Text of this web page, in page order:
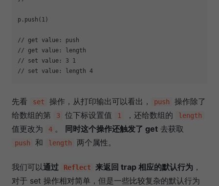
p.push( 1)
// get value: push
// get value: length
// set value: 3 1
// set value: length 4
先看 set 操作，从打印输出可以看出， push
操作除了
给数组的第
3 位下标设置值 1 ，还给数组的 length
值更改为 4 。 同时这个操作还触发了 get 去获取
push 和 length 两个属性。
我们可以通过 Reflect 来返回 trap 相应的默认行为 ，
对于 set 操作相对简单，但是一些比较复杂的默认行为